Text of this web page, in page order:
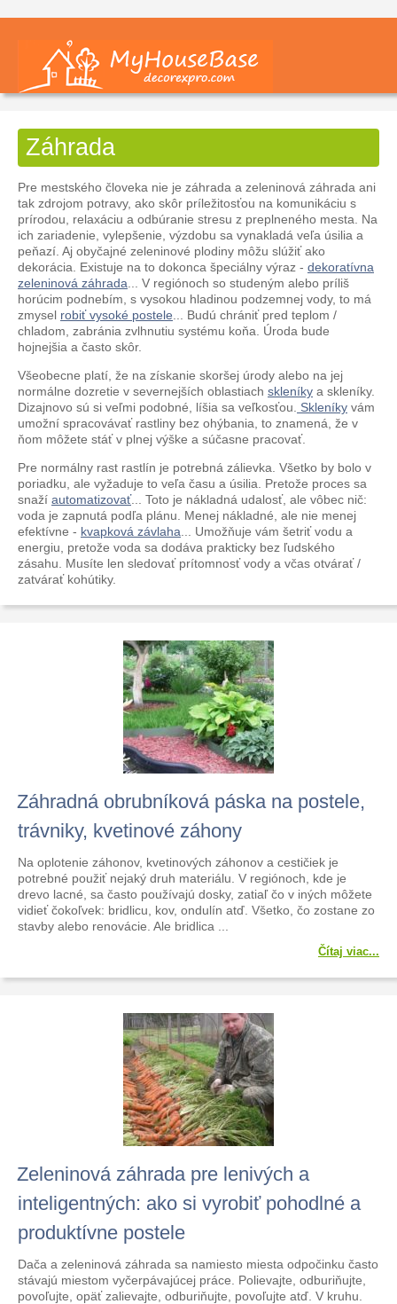
Záhrada
Pre mestského človeka nie je záhrada a zeleninová záhrada ani
tak zdrojom potravy, ako skôr príležitosťou na komunikáciu s
prírodou, relaxáciu a odbúranie stresu z preplneného mesta. Na
ich zariadenie, vylepšenie, výzdobu sa vynakladá veľa úsilia a
peňazí. Aj obyčajné zeleninové plodiny môžu slúžiť ako
dekorácia. Existuje na to dokonca špeciálny výraz - dekoratívna
zeleninová záhrada ... V regiónoch so studeným alebo príliš
horúcim podnebím, s vysokou hladinou podzemnej vody, to má
zmysel robiť vysoké postele ... Budú chrániť pred teplom /
chladom, zabránia zvlhnutiu systému koňa. Úroda bude
hojnejšia a často skôr.
Všeobecne platí, že na získanie skoršej úrody alebo na jej
normálne dozretie v severnejších oblastiach skleníky a skleníky.
Dizajnovo sú si veľmi podobné, líšia sa veľkosťou.
Skleníky vám
umožní spracovávať rastliny bez ohýbania, to znamená, že v
ňom môžete stáť v plnej výške a súčasne pracovať.
Pre normálny rast rastlín je potrebná zálievka. Všetko by bolo v
poriadku, ale vyžaduje to veľa času a úsilia. Pretože proces sa
snaží automatizovať... Toto je nákladná udalosť, ale vôbec nič:
voda je zapnutá podľa plánu. Menej nákladné, ale nie menej
efektívne - kvapková závlaha ... Umožňuje vám šetriť vodu a
energiu, pretože voda sa dodáva prakticky bez ľudského
zásahu. Musíte len sledovať prítomnosť vody a včas otvárať /
zatvárať kohútiky.
Záhradná obrubníková páska na postele,
trávniky, kvetinové záhony
Na oplotenie záhonov, kvetinových záhonov a cestičiek je
potrebné použiť nejaký druh materiálu. V regiónoch, kde je
drevo lacné, sa často používajú dosky, zatiaľ čo v iných môžete
vidieť čokoľvek: bridlicu, kov, ondulín atď. Všetko, čo zostane zo
stavby alebo renovácie. Ale bridlica ...
Čítaj viac...
Zeleninová záhrada pre lenivých a
inteligentných: ako si vyrobiť pohodlné a
produktívne postele
Dača a zeleninová záhrada sa namiesto miesta odpočinku často
stávajú miestom vyčerpávajúcej práce. Polievajte, odburiňujte,
povoľujte, opäť zalievajte, odburiňujte, povoľujte atď. V kruhu.